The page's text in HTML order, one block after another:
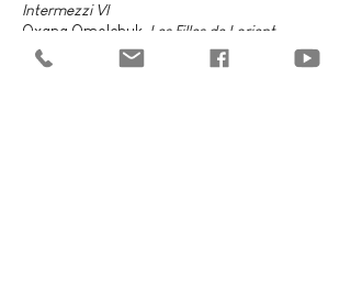
Intermezzi VI
Oxana Omelchuk, Les Filles de Lorient
Frédéric Pattar,Drink me
Kaija Saariaho,Sept papillons